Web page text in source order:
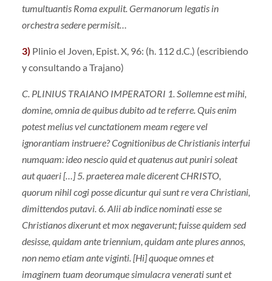
tumultuantis Roma expulit. Germanorum legatis in
orchestra sedere permisit…
3) Plinio el Joven, Epist. X, 96: (h. 112 d.C.) (escribiendo
y consultando a Trajano)
C. PLINIUS TRAIANO IMPERATORI 1. Sollemne est mihi,
domine, omnia de quibus dubito ad te referre. Quis enim
potest melius vel cunctationem meam regere vel
ignorantiam instruere? Cognitionibus de Christianis interfui
numquam: ideo nescio quid et quatenus aut puniri soleat
aut quaeri […] 5. praeterea male dicerent CHRISTO,
quorum nihil cogi posse dicuntur qui sunt re vera Christiani,
dimittendos putavi. 6. Alii ab indice nominati esse se
Christianos dixerunt et mox negaverunt; fuisse quidem sed
desisse, quidam ante triennium, quidam ante plures annos,
non nemo etiam ante viginti. [Hi] quoque omnes et
imaginem tuam deorumque simulacra venerati sunt et